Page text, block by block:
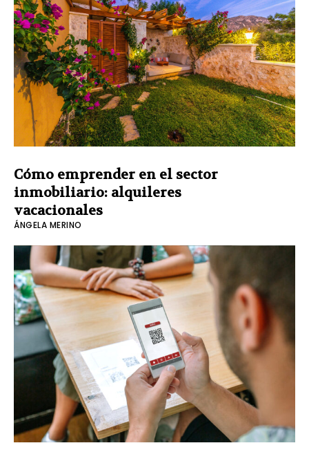
Cómo emprender en el sector
inmobiliario: alquileres
vacacionales
ÁNGELA MERINO